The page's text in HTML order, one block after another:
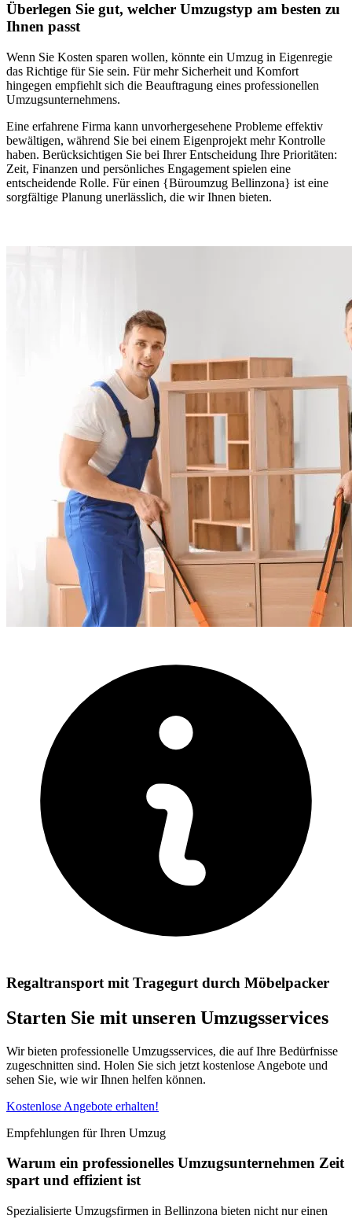
Überlegen Sie gut, welcher Umzugstyp am besten zu
Ihnen passt
Wenn Sie Kosten sparen wollen, könnte ein Umzug in Eigenregie
das Richtige für Sie sein. Für mehr Sicherheit und Komfort
hingegen empfiehlt sich die Beauftragung eines professionellen
Umzugsunternehmens.
Eine erfahrene Firma kann unvorhergesehene Probleme effektiv
bewältigen, während Sie bei einem Eigenprojekt mehr Kontrolle
haben. Berücksichtigen Sie bei Ihrer Entscheidung Ihre Prioritäten:
Zeit, Finanzen und persönliches Engagement spielen eine
entscheidende Rolle. Für einen {Büroumzug Bellinzona} ist eine
sorgfältige Planung unerlässlich, die wir Ihnen bieten.
Regaltransport mit Tragegurt durch Möbelpacker
Starten Sie mit unseren Umzugsservices
Wir bieten professionelle Umzugsservices, die auf Ihre Bedürfnisse
zugeschnitten sind. Holen Sie sich jetzt kostenlose Angebote und
sehen Sie, wie wir Ihnen helfen können.
Kostenlose Angebote erhalten!
Empfehlungen für Ihren Umzug
Warum ein professionelles Umzugsunternehmen Zeit
spart und effizient ist
Spezialisierte Umzugsfirmen in Bellinzona bieten nicht nur einen